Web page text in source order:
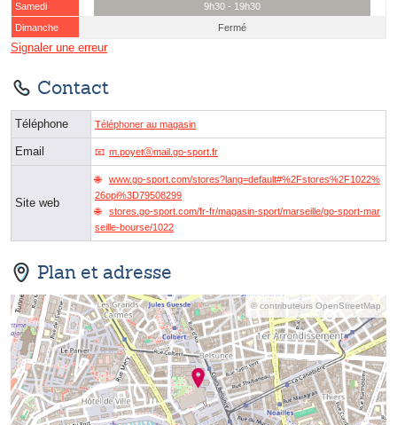
Samedi
9h30 - 19h30
Dimanche
Fermé
Signaler une erreur
Contact
Téléphone Téléphoner au magasin
Email m.poyetⓐmail.go-sport.fr
Site web
www.go-sport.com/stores?lang=default#%2Fstores%2F1022%
26opi%3D79508299
stores.go-sport.com/fr-fr/magasin-sport/marseille/go-sport-mar
seille-bourse/1022
Plan et adresse
© contributeurs OpenStreetMap